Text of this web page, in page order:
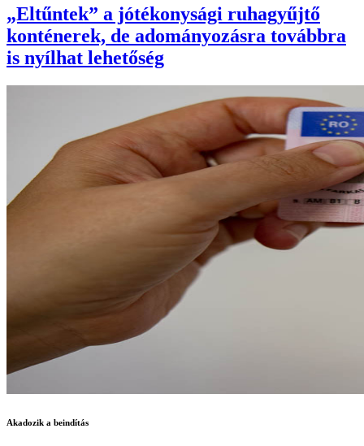
„Eltűntek” a jótékonysági ruhagyűjtő
konténerek, de adományozásra továbbra
is nyílhat lehetőség
Akadozik a beindítás